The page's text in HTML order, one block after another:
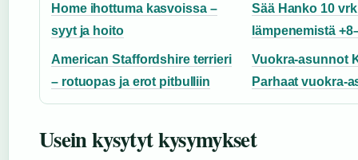
Home ihottuma kasvoissa –
syyt ja hoito
Sää Hanko 10
lämpenemistä
American Staffordshire terrieri
– rotuopas ja erot pitbulliin
Vuokra-asunnot
Parhaat vuokra-
Usein kysytyt kysymykset